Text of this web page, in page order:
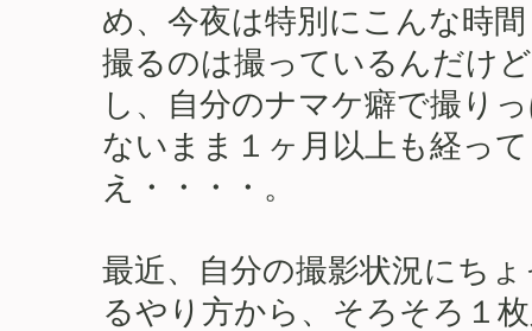
め、今夜は特別にこんな時
撮るのは撮っているんだけ
し、自分のナマケ癖で撮り
ないまま１ヶ月以上も経っ
え・・・・。
最近、自分の撮影状況にち
るやり方から、そろそろ１